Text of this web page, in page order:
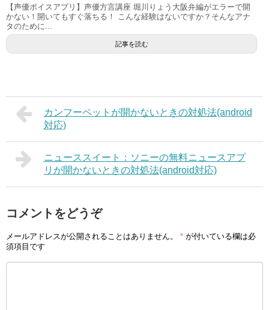
【声優ボイスアプリ】声優方言講座 堀川りょう大阪弁編がエラーで開
かない！開いてもすぐ落ちる！ こんな経験はないですか？そんなアナ
タのために...
記事を読む
カンフーペットが開かないときの対処法(android
対応)
ニューススイート：ソニーの無料ニュースアプ
リが開かないときの対処法(android対応)
コメントをどうぞ
メールアドレスが公開されることはありません。 * が付いている欄は必
須項目です